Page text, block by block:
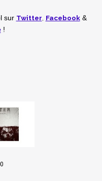
sur Twitter Facebook&
!